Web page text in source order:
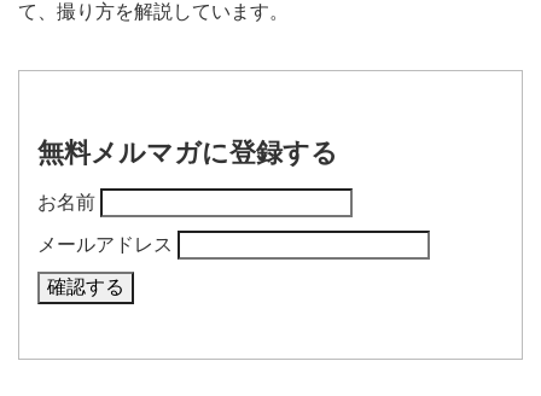
て、撮り方を解説しています。
無料メルマガに登録する
お名前
メールアドレス